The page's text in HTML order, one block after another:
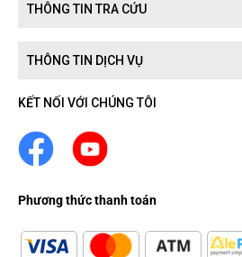
THÔNG TIN TRA CỨU
THÔNG TIN DỊCH VỤ
KẾT NỐI VỚI CHÚNG TÔI
Phương thức thanh toán